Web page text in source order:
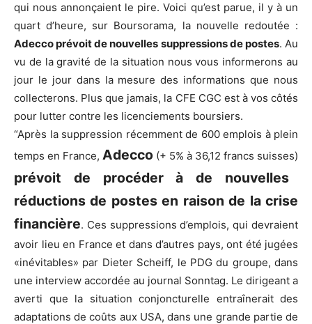
qui nous annonçaient le pire. Voici qu’est parue, il y à un
quart d’heure, sur Boursorama, la nouvelle redoutée :
Adecco prévoit de nouvelles suppressions de postes. Au
vu de la gravité de la situation nous vous informerons au
jour le jour dans la mesure des informations que nous
collecterons. Plus que jamais, la CFE CGC est à vos côtés
pour lutter contre les licenciements boursiers.
“Après la suppression récemment de 600 emplois à plein
temps en France, Adecco (+ 5% à 36,12 francs suisses)
prévoit de procéder à de nouvelles
réductions de postes en raison de la crise
financière. Ces suppressions d’emplois, qui devraient
avoir lieu en France et dans d’autres pays, ont été jugées
«inévitables» par Dieter Scheiff, le PDG du groupe, dans
une interview accordée au journal Sonntag. Le dirigeant a
averti que la situation conjoncturelle entraînerait des
adaptations de coûts aux USA, dans une grande partie de